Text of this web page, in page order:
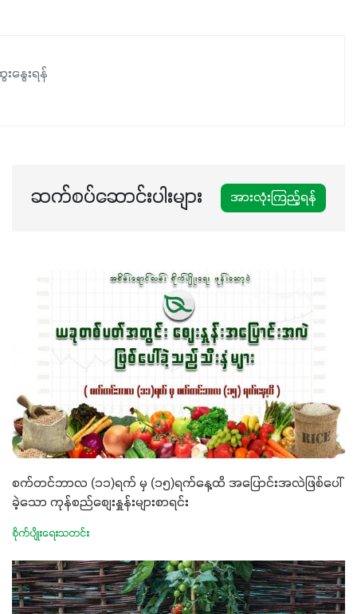
နွေးရန်
ဆက်စပ်ဆောင်းပါးများ အားလုံးကြည့်ရန်
စက်တင်ဘာလ (၁၁)ရက် မှ (၁၅)ရက်နေ့ထိ အပြောင်းအလဲဖြစ်ပေါ်
ခဲ့သော ကုန်စည်စျေးနှူန်းများစာရင်း
စိုက်ပျိုးရေးသတင်း